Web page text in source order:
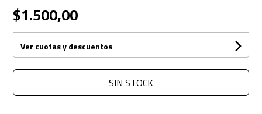
$1.500,00
Ver cuotas y descuentos
SIN STOCK